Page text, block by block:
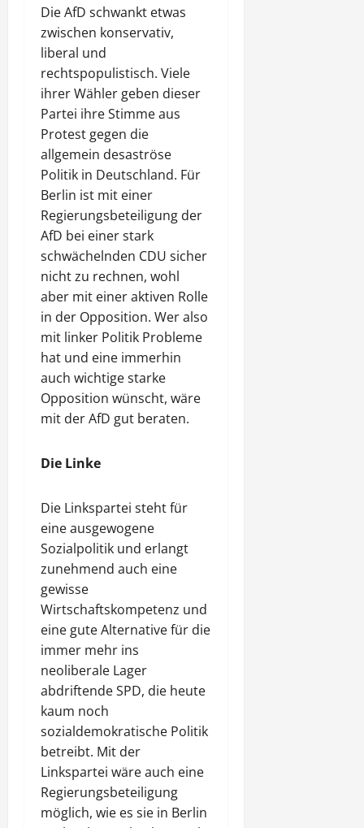
Die AfD schwankt etwas
zwischen konservativ,
liberal und
rechtspopulistisch. Viele
ihrer Wähler geben dieser
Partei ihre Stimme aus
Protest gegen die
allgemein desaströse
Politik in Deutschland. Für
Berlin ist mit einer
Regierungsbeteiligung der
AfD bei einer stark
schwächelnden CDU sicher
nicht zu rechnen, wohl
aber mit einer aktiven Rolle
in der Opposition. Wer also
mit linker Politik Probleme
hat und eine immerhin
auch wichtige starke
Opposition wünscht, wäre
mit der AfD gut beraten.
Die Linke
Die Linkspartei steht für
eine ausgewogene
Sozialpolitik und erlangt
zunehmend auch eine
gewisse
Wirtschaftskompetenz und
eine gute Alternative für die
immer mehr ins
neoliberale Lager
abdriftende SPD, die heute
kaum noch
sozialdemokratische Politik
betreibt. Mit der
Linkspartei wäre auch eine
Regierungsbeteiligung
möglich, wie es sie in Berlin